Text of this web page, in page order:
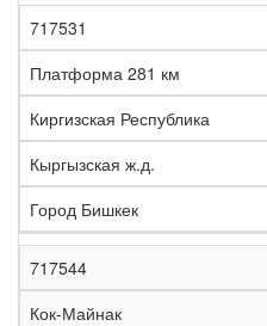
717531
Платформа 281 км
Киргизская Республика
Кыргызская ж.д.
Город Бишкек
717544
Кок-Майнак